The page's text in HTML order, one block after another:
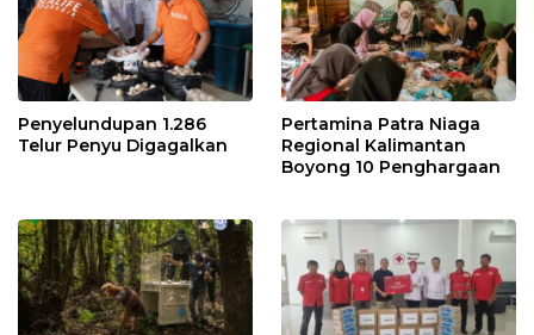
Penyelundupan 1.286
Telur Penyu Digagalkan
Pertamina Patra Niaga
Regional Kalimantan
Boyong 10 Penghargaan